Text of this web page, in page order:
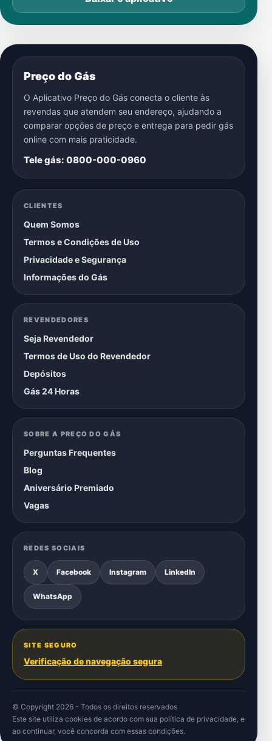
Preço do Gás
O Aplicativo Preço do Gás conecta o cliente às
revendas que atendem seu endereço, ajudando a
comparar opções de preço e entrega para pedir gás
online com mais praticidade.
Tele gás: 0800-000-0960
CLIENTES
Quem Somos
Termos e Condições de Uso
Privacidade e Segurança
Informações do Gás
REVENDEDORES
Seja Revendedor
Termos de Uso do Revendedor
Depósitos
Gás 24 Horas
SOBRE A PREÇO DO GÁS
Perguntas Frequentes
Blog
Aniversário Premiado
Vagas
REDES SOCIAIS
X Facebook Instagram LinkedIn
WhatsApp
SITE SEGURO
Verificação de navegação segura
© Copyright 2026 - Todos os direitos reservados
Este site utiliza cookies de acordo com sua política de privacidade, e
ao continuar, você concorda com essas condições.